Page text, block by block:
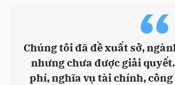
“
Chúng tôi đã đề xuất sở,
nhưng chưa được giải
phí, nghĩa vụ tài chính,